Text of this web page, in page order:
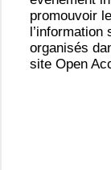
promouvoir
organisés
site Open